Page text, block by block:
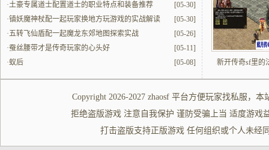
[05-30]
·土豪专属道士配置道士的职业特点和装备推荐
[05-30]
·镇妖魔神杖配一起玩家换地方玩游戏的实战解读
[05-26]
·五转飞仙盾配一起魔龙东郊地图探索实战
[05-11]
·蚕丝腰带才是传奇玩家的心头好
[05-08]
·蚁后 新开传奇sf里的
Copyright 2026-2027 zhaosf平台方便玩家找私服 ，本
拒绝盗版游戏 注意自我保护 谨防受骗上当 适度游戏
打击盗版支持正版游戏 任何组织或个人未经